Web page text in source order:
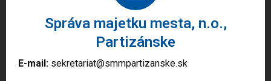
Správa majetku mesta, n.o.,
Partizánske
E-mail: sekretariat@smmpartizanske.sk